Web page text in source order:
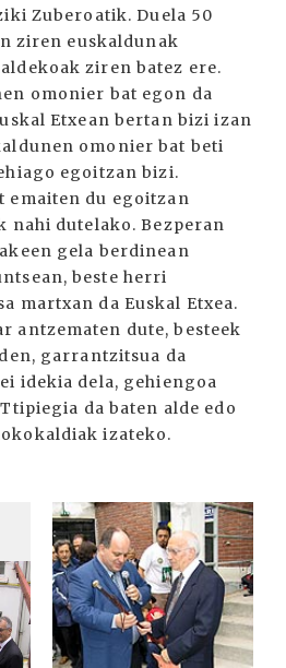
Zuberoatik. Duela 50
ziren euskaldunak
ziren batez ere.
omonier bat egon da
Etxean bertan bizi izan
omonier bat beti
egoitzan bizi.
emaiten du egoitzan
nahi dutelako. Bezperan
gela berdinean
beste herri
martxan da Euskal Etxea.
antzematen dute, besteek
garrantzitsua da
idekia dela, gehiengoa
da baten alde edo
izateko.